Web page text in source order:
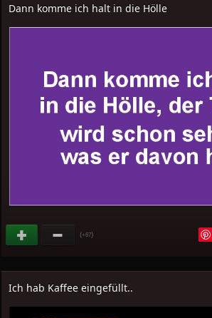
Dann komme ich halt in die Hölle
(+67)
Ich hab Kaffee eingefüllt..